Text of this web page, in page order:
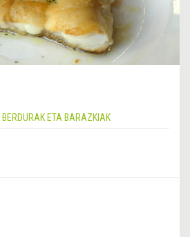
BERDURAK ETA BARAZKIAK